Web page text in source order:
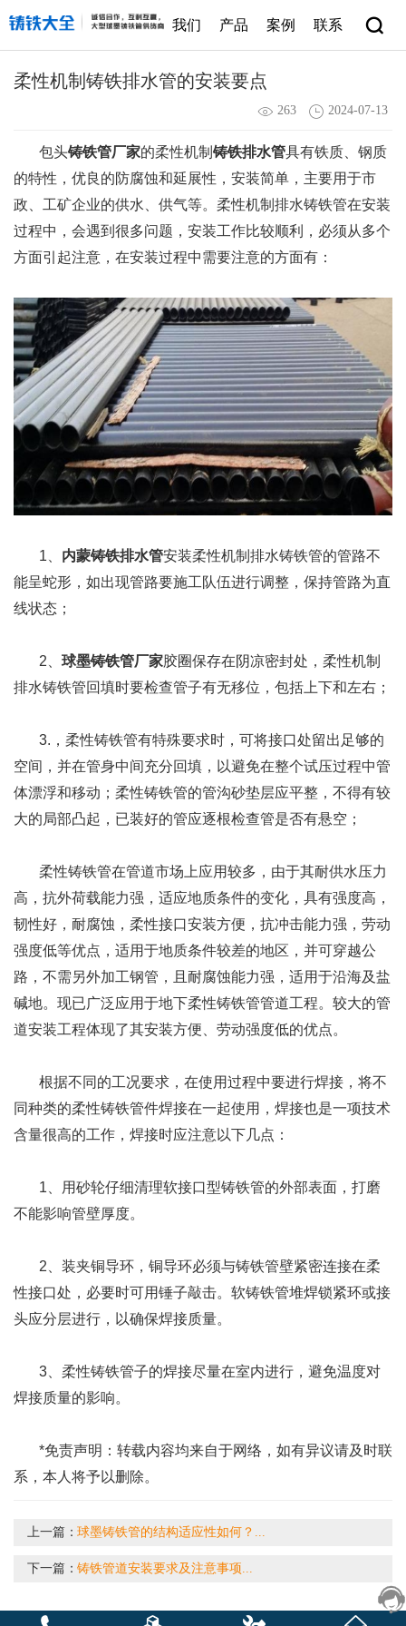
我们 产品 案例 联系
柔性机制铸铁排水管的安装要点
263 2024-07-13
包头铸铁管厂家的柔性机制 铸铁排水管具有铁质、钢质
的特性，优良的防腐蚀和延展性，安装简单，主要用于市
政、工矿企业的供水、供气等。柔性机制排水铸铁管在安装
过程中，会遇到很多问题，安装工作比较顺利，必须从多个
方面引起注意，在安装过程中需要注意的方面有：
1、 内蒙铸铁排水管安装柔性机制排水铸铁管的管路不
能呈蛇形，如出现管路要施工队伍进行调整，保持管路为直
线状态；
2、 球墨铸铁管厂家胶圈保存在阴凉密封处，柔性机制
排水铸铁管回填时要检查管子有无移位，包括上下和左右；
3.，柔性铸铁管有特殊要求时，可将接口处留出足够的
空间，并在管身中间充分回填，以避免在整个试压过程中管
体漂浮和移动；柔性铸铁管的管沟砂垫层应平整，不得有较
大的局部凸起，已装好的管应逐根检查管是否有悬空；
柔性铸铁管在管道市场上应用较多，由于其耐供水压力
高，抗外荷载能力强，适应地质条件的变化，具有强度高，
韧性好，耐腐蚀，柔性接口安装方便，抗冲击能力强，劳动
强度低等优点，适用于地质条件较差的地区，并可穿越公
路，不需另外加工钢管，且耐腐蚀能力强，适用于沿海及盐
碱地。现已广泛应用于地下柔性铸铁管管道工程。较大的管
道安装工程体现了其安装方便、劳动强度低的优点。
根据不同的工况要求，在使用过程中要进行焊接，将不
同种类的柔性铸铁管件焊接在一起使用，焊接也是一项技术
含量很高的工作，焊接时应注意以下几点：
1、用砂轮仔细清理软接口型铸铁管的外部表面，打磨
不能影响管壁厚度。
2、装夹铜导环，铜导环必须与铸铁管壁紧密连接在柔
性接口处，必要时可用锤子敲击。软铸铁管堆焊锁紧环或接
头应分层进行，以确保焊接质量。
3、柔性铸铁管子的焊接尽量在室内进行，避免温度对
焊接质量的影响。
*免责声明：转载内容均来自于网络，如有异议请及时联
系，本人将予以删除。
上一篇：球墨铸铁管的结构适应性如何？...
下一篇：铸铁管道安装要求及注意事项...